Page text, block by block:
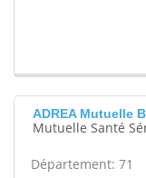
ADREA Mutuelle
Mutuelle Santé
Département: 71